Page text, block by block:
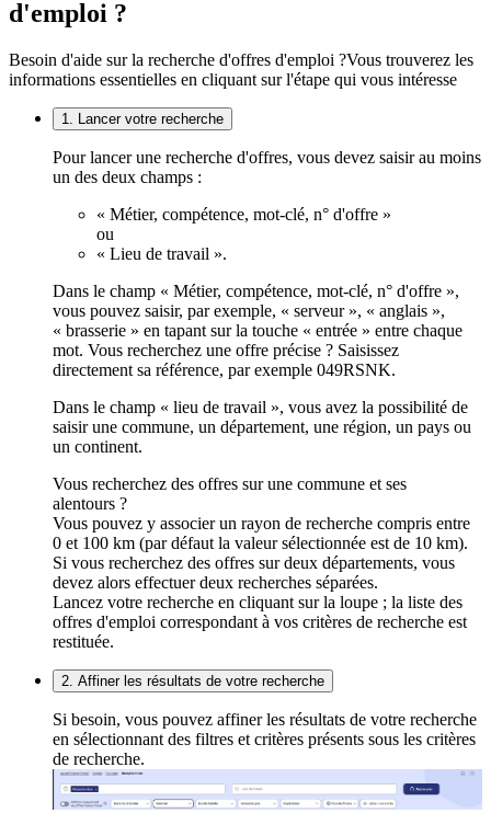
d'emploi ?
Besoin d'aide sur la recherche d'offres d'emploi ?Vous trouverez les
informations essentielles en cliquant sur l'étape qui vous intéresse
1. Lancer votre recherche
Pour lancer une recherche d'offres, vous devez saisir au moins
un des deux champs :
« Métier, compétence, mot-clé, n° d'offre »
ou
« Lieu de travail ».
Dans le champ « Métier, compétence, mot-clé, n° d'offre »,
vous pouvez saisir, par exemple, « serveur », « anglais »,
« brasserie » en tapant sur la touche « entrée » entre chaque
mot. Vous recherchez une offre précise ? Saisissez
directement sa référence, par exemple 049RSNK.
Dans le champ « lieu de travail », vous avez la possibilité de
saisir une commune, un département, une région, un pays ou
un continent.
Vous recherchez des offres sur une commune et ses
alentours ?
Vous pouvez y associer un rayon de recherche compris entre
0 et 100 km (par défaut la valeur sélectionnée est de 10 km).
Si vous recherchez des offres sur deux départements, vous
devez alors effectuer deux recherches séparées.
Lancez votre recherche en cliquant sur la loupe ; la liste des
offres d'emploi correspondant à vos critères de recherche est
restituée.
2. Affiner les résultats de votre recherche
Si besoin, vous pouvez affiner les résultats de votre recherche
en sélectionnant des filtres et critères présents sous les critères
de recherche.